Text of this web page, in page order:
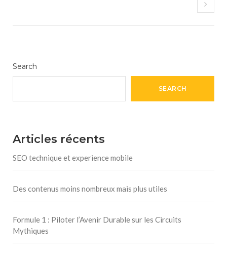
Search
SEARCH
Articles récents
SEO technique et experience mobile
Des contenus moins nombreux mais plus utiles
Formule 1 : Piloter l’Avenir Durable sur les Circuits
Mythiques